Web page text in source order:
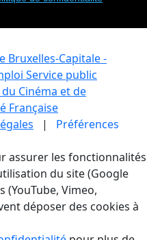
Bruxelles-Capitale -
Service public
Cinéma et de
Française
| Préférences
assurer les fonctionnalités
du site (Google
(YouTube, Vimeo,
déposer des cookies à